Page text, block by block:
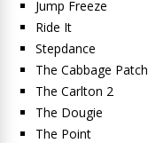
Jump Freeze
Ride It
Stepdance
The Cabbage Patch
The Carlton 2
The Dougie
The Point